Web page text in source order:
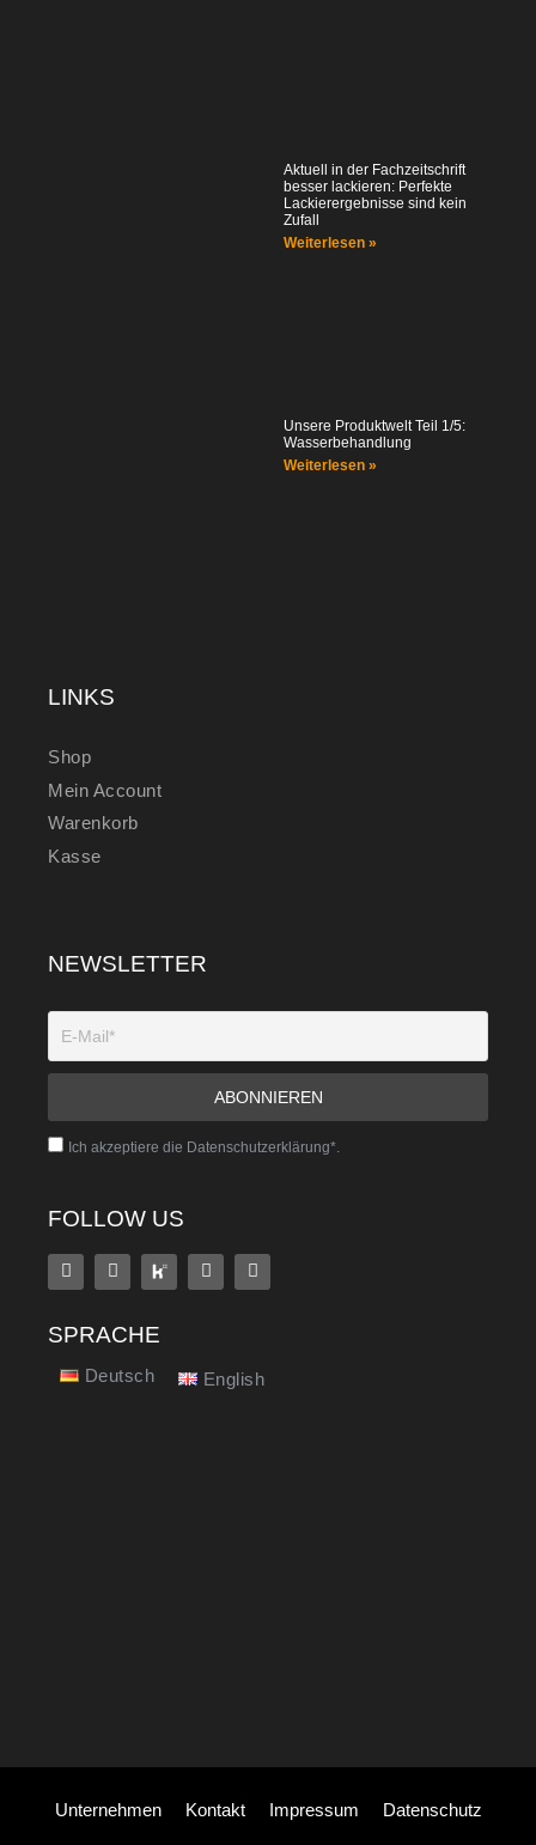
Aktuell in der Fachzeitschrift
besser lackieren: Perfekte
Lackierergebnisse sind kein
Zufall
Weiterlesen »
Unsere Produktwelt Teil 1/5:
Wasserbehandlung
Weiterlesen »
LINKS
Shop
Mein Account
Warenkorb
Kasse
NEWSLETTER
Ich akzeptiere die Datenschutzerklärung*.
FOLLOW US
SPRACHE
Deutsch English
Unternehmen Kontakt Impressum Datenschutz